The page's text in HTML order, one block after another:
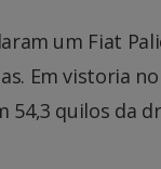
um Fiat
Em vistoria
54,3 quilos da